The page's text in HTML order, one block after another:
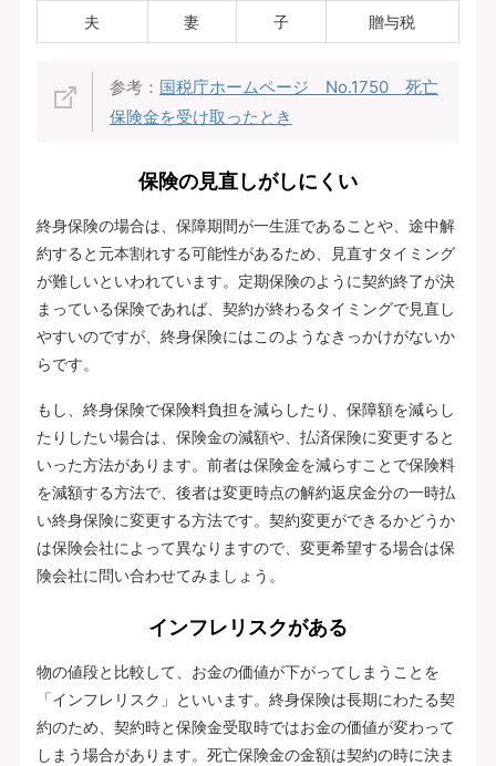
夫 妻 子 贈与税
参考： 国税庁ホームページ No.1750 死亡
保険金を受け取ったとき
保険の見直しがしにくい
終身保険の場合は、保障期間が一生涯であることや、途中解
約すると元本割れする可能性があるため、見直すタイミング
が難しいといわれています。定期保険のように契約終了が決
まっている保険であれば、契約が終わるタイミングで見直し
やすいのですが、終身保険にはこのようなきっかけがないか
らです。
もし、終身保険で保険料負担を減らしたり、保障額を減らし
たりしたい場合は、保険金の減額や、払済保険に変更すると
いった方法があります。前者は保険金を減らすことで保険料
を減額する方法で、後者は変更時点の解約返戻金分の一時払
い終身保険に変更する方法です。契約変更ができるかどうか
は保険会社によって異なりますので、変更希望する場合は保
険会社に問い合わせてみましょう。
インフレリスクがある
物の値段と比較して、お金の価値が下がってしまうことを
「インフレリスク」といいます。終身保険は長期にわたる契
約のため、契約時と保険金受取時ではお金の価値が変わって
しまう場合があります。死亡保険金の金額は契約の時に決ま